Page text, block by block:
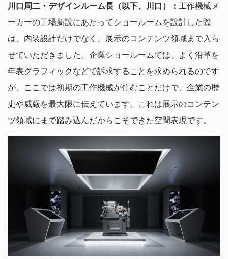
川口周二・デザインルーム長（以下、川口）： 工作機械メ
ーカーの工場新設にあたってショールームを設計した際
は、内装設計だけでなく、展示のコンテンツ領域まで入ら
せていただきました。企業ショールームでは、よく沿革を
年表グラフィックなどで訴求することを求められるのです
が、ここでは初期の工作機械が佇むことだけで、企業の歴
史や威厳を最大限に伝えています。これは展示のコンテン
ツ領域にまで踏み込んだからこそできた空間表現です。